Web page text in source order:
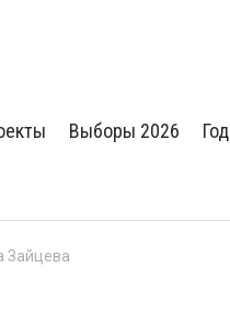
Выборы 2026
Зайцева